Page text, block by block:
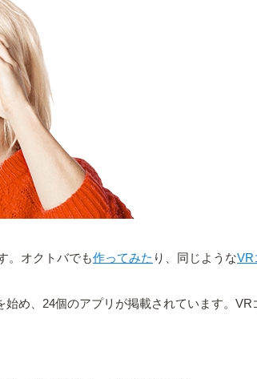
。オクトバでも作ってみた り、同じようなVR
始め、24個のアプリが掲載されています。